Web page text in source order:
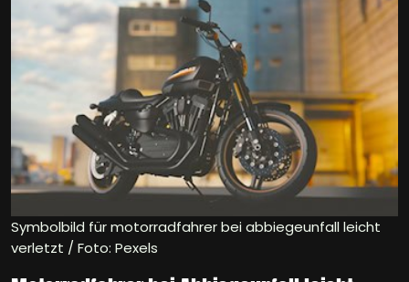
Symbolbild für motorradfahrer bei abbiegeunfall leicht
verletzt / Foto: Pexels